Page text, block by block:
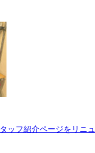
ッフ紹介ページをリニ